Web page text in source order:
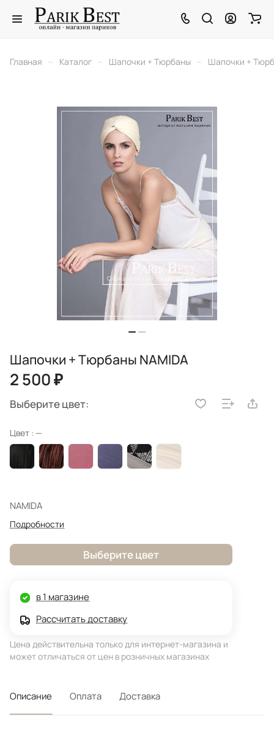
Главная – Каталог – Шапочки + Тюрбаны – Шапочки +
Шапочки + Тюрбаны NAMIDA
2 500 ₽
Выберите цвет:
Цвет : —
NAMIDA
Подробности
Выберите цвет
в 1 магазине
Рассчитать доставку
Цена действительна только для интернет-магазина и
может отличаться от цен в розничных магазинах
Описание Оплата Доставка